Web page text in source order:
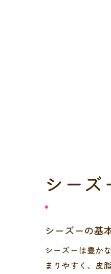
シー
シーズーの基
シーズーは豊か
まりやすく、皮